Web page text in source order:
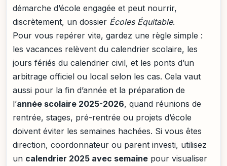
démarche d’école engagée et peut nourrir,
discrètement, un dossier Écoles Équitable.
Pour vous repérer vite, gardez une règle simple :
les vacances relèvent du calendrier scolaire, les
jours fériés du calendrier civil, et les ponts d’un
arbitrage officiel ou local selon les cas. Cela vaut
aussi pour la fin d’année et la préparation de
l’année scolaire 2025-2026, quand réunions de
rentrée, stages, pré-rentrée ou projets d’école
doivent éviter les semaines hachées. Si vous êtes
direction, coordonnateur ou parent investi, utilisez
un calendrier 2025 avec semaine pour visualiser